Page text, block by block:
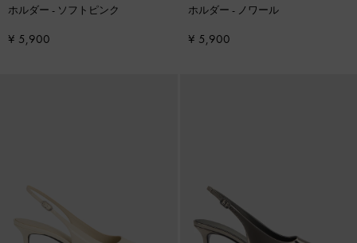
ホルダー - ソフトピンク
¥ 5,900
ホルダー - ノワール
¥ 5,900